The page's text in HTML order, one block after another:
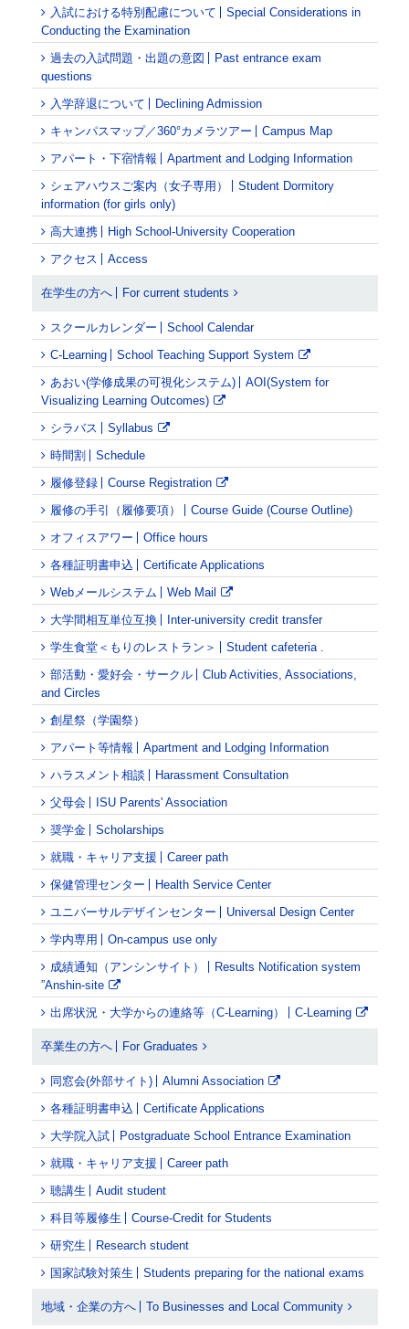
入試における特別配慮について
Special Considerations in
Conducting the Examination
過去の入試問題・出題の意図
Past entrance exam
questions
入学辞退について
Declining Admission
キャンパスマップ／360°カメラツアー
Campus Map
アパート・下宿情報
Apartment and Lodging Information
シェアハウスご案内（女子専用）
Student Dormitory
information (for girls only)
高大連携
High School-University Cooperation
アクセス
Access
在学生の方へ For current students
スクールカレンダー
School Calendar
C-Learning
School Teaching Support System
あおい(学修成果の可視化システム)
AOI(System for
Visualizing Learning Outcomes)
シラバス
Syllabus
時間割
Schedule
履修登録
Course Registration
履修の手引（履修要項）
Course Guide (Course Outline)
オフィスアワー
Office hours
各種証明書申込
Certificate Applications
Webメールシステム
Web Mail
大学間相互単位互換
Inter-university credit transfer
学生食堂＜もりのレストラン＞
Student cafeteria .
部活動・愛好会・サークル
Club Activities, Associations,
and Circles
創星祭（学園祭）
アパート等情報
Apartment and Lodging Information
ハラスメント相談
Harassment Consultation
父母会
ISU Parents' Association
奨学金
Scholarships
就職・キャリア支援
Career path
保健管理センター
Health Service Center
ユニバーサルデザインセンター
Universal Design Center
学内専用
On-campus use only
成績通知（アンシンサイト）
Results Notification system
”Anshin-site
出席状況・大学からの連絡等（C-Learning）
C-Learning
卒業生の方へ For Graduates
同窓会(外部サイト)
Alumni Association
各種証明書申込
Certificate Applications
大学院入試
Postgraduate School Entrance Examination
就職・キャリア支援
Career path
聴講生
Audit student
科目等履修生
Course-Credit for Students
研究生
Research student
国家試験対策生
Students preparing for the national exams
地域・企業の方へ To Businesses and Local Community